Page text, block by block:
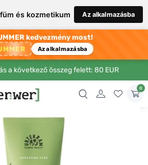
és kozmetikum Az alkalmazásba
kedvezmény most!
Az alkalmazásba
a következő összeg felett: 80 EUR
0